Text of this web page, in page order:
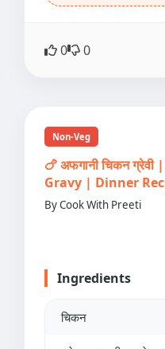
0 0
Non-Veg
🍗 अफगानी चिकन
Gravy | Dinner
By Cook With Preeti
Ingredients
चिकन